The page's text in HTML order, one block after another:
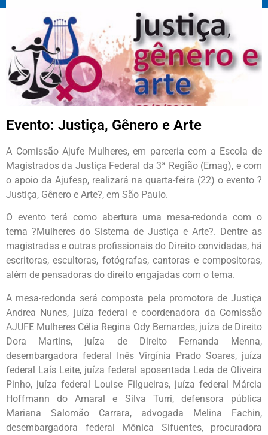
Evento: Justiça, Gênero e Arte
A Comissão Ajufe Mulheres, em parceria com a Escola de
Magistrados da Justiça Federal da 3ª Região (Emag), e com
o apoio da Ajufesp, realizará na quarta-feira (22) o evento ?
Justiça, Gênero e Arte?, em São Paulo.
O evento terá como abertura uma mesa-redonda com o
tema ?Mulheres do Sistema de Justiça e Arte?. Dentre as
magistradas e outras profissionais do Direito convidadas, há
escritoras, escultoras, fotógrafas, cantoras e compositoras,
além de pensadoras do direito engajadas com o tema.
A mesa-redonda será composta pela promotora de Justiça
Andrea Nunes, juíza federal e coordenadora da Comissão
AJUFE Mulheres Célia Regina Ody Bernardes, juíza de Direito
Dora Martins, juíza de Direito Fernanda Menna,
desembargadora federal Inês Virgínia Prado Soares, juíza
federal Laís Leite, juíza federal aposentada Leda de Oliveira
Pinho, juíza federal Louise Filgueiras, juíza federal Márcia
Hoffmann do Amaral e Silva Turri, defensora pública
Mariana Salomão Carrara, advogada Melina Fachin,
desembargadora federal Mônica Sifuentes, procuradora